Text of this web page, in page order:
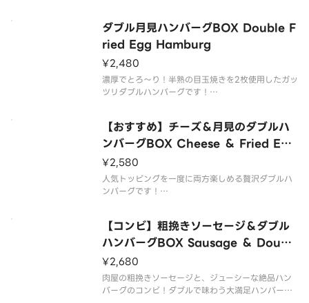
お好みに合わせて、2種類のソースをお選びいただけ
ライスは大盛無料でご用意しております。
ダブル月見ハンバーグBOX Double F
ried Egg Hamburg
¥2,480
濃厚でとろ〜り！半熟の目玉焼きを2枚使用したガッ
ツリダブルハンバーグです！
お好みに合わせて、2種類のソースをお選びいただけ
ライスは大盛無料でご用意してお
【おすすめ】チーズ＆月見のダブルハ
ンバーグBOX Cheese ＆ Fried Egg
Double Hamburg
¥2,580
人気トッピングを一度に両方楽しめる贅沢ダブルハ
ンバーグです！
さい。
お好みに合わせて、2種類のソースをお選びいただけ
ます。
ライスは大盛無料でご用意しております。
【コンビ】粗挽きソーセージ＆ダブル
ハンバーグBOX Sausage ＆ Doubl
e Hamburg
¥2,680
肉屋の粗挽きソーセージと、ジューシーな絶品ハン
バーグのコンビ！ダブルで味わう大満足ハンバーグ